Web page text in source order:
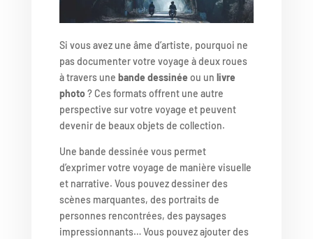
Si vous avez une âme d’artiste, pourquoi ne
pas documenter votre voyage à deux roues
à travers une bande dessinée ou un livre
photo? Ces formats offrent une autre
perspective sur votre voyage et peuvent
devenir de beaux objets de collection.
Une bande dessinée vous permet
d’exprimer votre voyage de manière visuelle
et narrative. Vous pouvez dessiner des
scènes marquantes, des portraits de
personnes rencontrées, des paysages
impressionnants… Vous pouvez ajouter des